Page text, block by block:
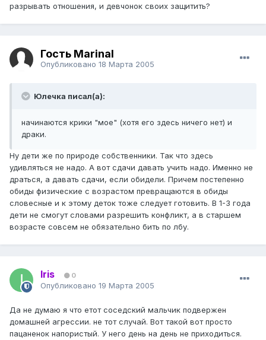
разрывать отношения, и девчонок своих защитить?
Гость MarinaI
Опубликовано 18 Марта 2005
Юлечка писал(а):
начинаются крики "мое" (хотя его здесь ничего нет) и
драки.
Ну дети же по природе собственники. Так что здесь
удивляться не надо. А вот сдачи давать учить надо. Именно не
драться, а давать сдачи, если обидели. Причем постепенно
обиды физические с возрастом превращаются в обиды
словесные и к этому деток тоже следует готовить. В 1-3 года
дети не смогут словами разрешить конфликт, а в старшем
возрасте совсем не обязательно бить по лбу.
Iris 0
Опубликовано 19 Марта 2005
Да не думаю я что етот соседский мальчик подвержен
домашней агрессии. не тот случай. Вот такой вот просто
пацаненок напористый. У него день на день не приходиться.